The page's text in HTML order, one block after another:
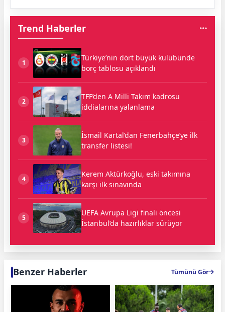
Trend Haberler
1
Türkiye’nin dört büyük kulübünde
borç tablosu açıklandı
2
TFF’den A Milli Takım kadrosu
iddialarına yalanlama
3
İsmail Kartal’dan Fenerbahçe’ye ilk
transfer listesi!
4
Kerem Aktürkoğlu, eski takımına
karşı ilk sınavında
5
UEFA Avrupa Ligi finali öncesi
İstanbul’da hazırlıklar sürüyor
Benzer Haberler Tümünü Gör